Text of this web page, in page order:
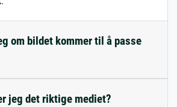
om bildet kommer til å passe
jeg det riktige mediet?